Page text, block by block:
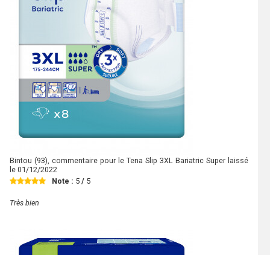
Bintou (93), commentaire pour le Tena Slip 3XL Bariatric Super laissé
le 01/12/2022
Note : 5 / 5
Très bien